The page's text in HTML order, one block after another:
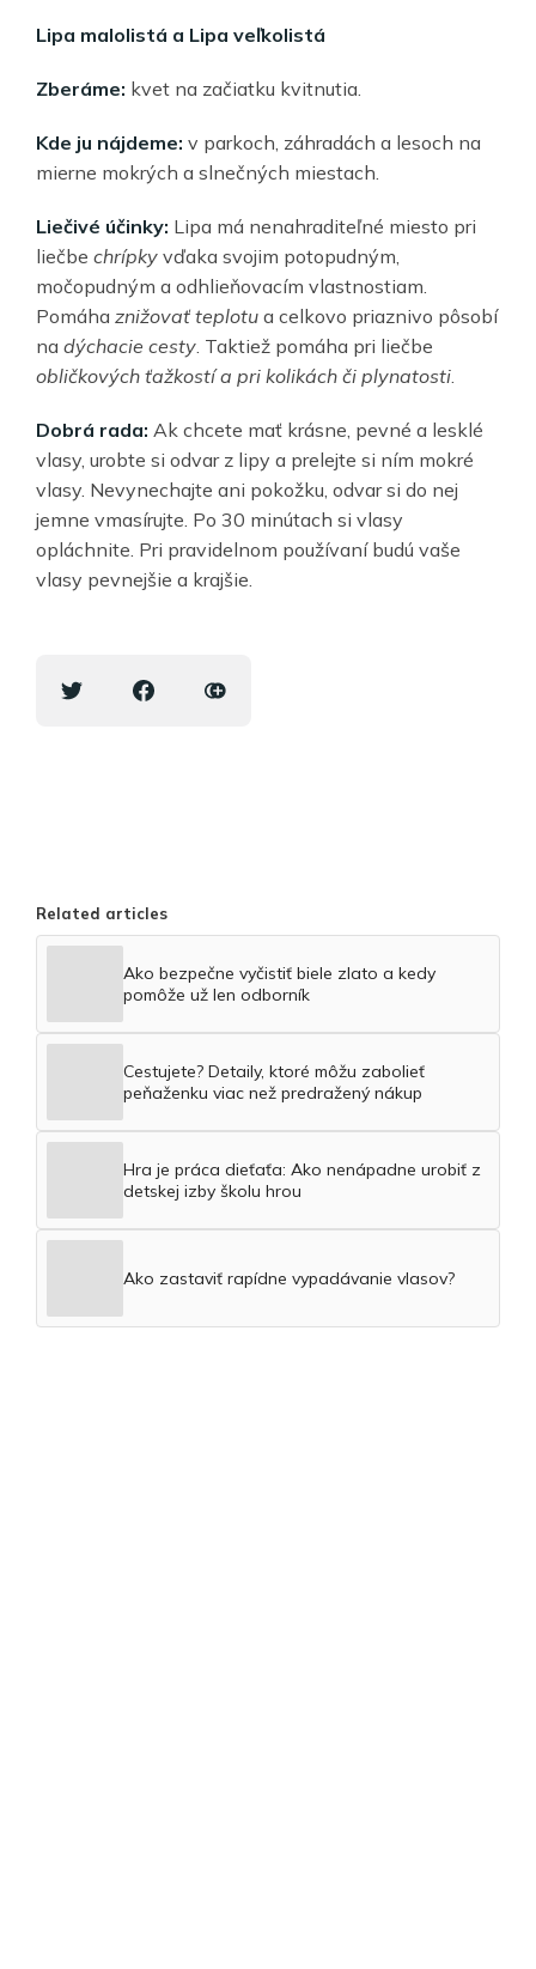
Lipa malolistá a Lipa veľkolistá
Zberáme: kvet na začiatku kvitnutia.
Kde ju nájdeme: v parkoch, záhradách a lesoch na
mierne mokrých a slnečných miestach.
Liečivé účinky: Lipa má nenahraditeľné miesto pri
liečbe chrípky vďaka svojim potopudným,
močopudným a odhlieňovacím vlastnostiam.
Pomáha znižovať teplotu a celkovo priaznivo pôsobí
na dýchacie cesty. Taktiež pomáha pri liečbe
obličkových ťažkostí a pri kolikách či plynatosti.
Dobrá rada: Ak chcete mať krásne, pevné a lesklé
vlasy, urobte si odvar z lipy a prelejte si ním mokré
vlasy. Nevynechajte ani pokožku, odvar si do nej
jemne vmasírujte. Po 30 minútach si vlasy
opláchnite. Pri pravidelnom používaní budú vaše
vlasy pevnejšie a krajšie.
Related articles
Ako bezpečne vyčistiť biele zlato a kedy
pomôže už len odborník
Cestujete? Detaily, ktoré môžu zabolieť
peňaženku viac než predražený nákup
Hra je práca dieťaťa: Ako nenápadne urobiť z
detskej izby školu hrou
Ako zastaviť rapídne vypadávanie vlasov?